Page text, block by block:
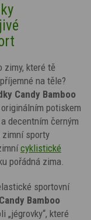
zimy, které tě
na těle?
Candy Bamboo
originálním potiskem
a decentním černým
zimní sporty
cyklistické
pořádná zima.
sportovní
Candy Bamboo
„jégrovky“, které